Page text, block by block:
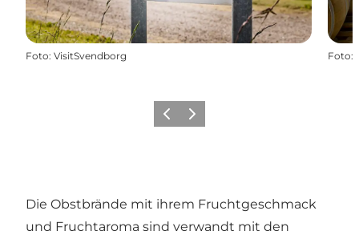
Foto: VisitSvendborg Foto:
Vorherige Folie
Nächste Folie
Die Obstbrände mit ihrem Fruchtgeschmack
und Fruchtaroma sind verwandt mit den